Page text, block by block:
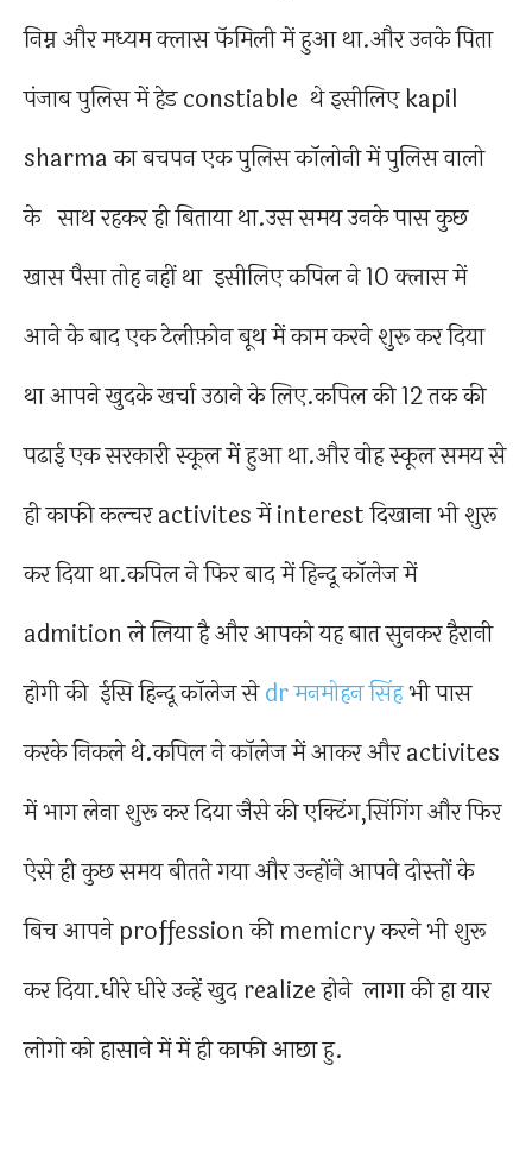
निम्न और मध्यम क्लास फॅमिली में हुआ था.और उनके पिता
पंजाब पुलिस में हेड constiable थे इसीलिए kapil
sharma का बचपन एक पुलिस कॉलोनी में पुलिस वालो
के साथ रहकर ही बिताया था.उस समय उनके पास कुछ
खास पैसा तोह नहीं था इसीलिए कपिल ने 10 क्लास में
आने के बाद एक टेलीफ़ोन बूथ में काम करने शुरू कर दिया
था आपने खुदके खर्चा उठाने के लिए.कपिल की 12 तक की
पढाई एक सरकारी स्कूल में हुआ था.और वोह स्कूल समय से
ही काफी कल्चर activites में interest दिखाना भी शुरू
कर दिया था.कपिल ने फिर बाद में हिन्दू कॉलेज में
admition ले लिया है और आपको यह बात सुनकर हैरानी
होगी की ईसि हिन्दू कॉलेज सेdr मनमोहन सिंहभी पास
करके निकले थे.कपिल ने कॉलेज में आकर और activites
में भाग लेना शुरू कर दिया जैसे की एक्टिंग,सिंगिंग और फिर
ऐसे ही कुछ समय बीतते गया और उन्होंने आपने दोस्तों के
बिच आपने proffession की memicry करने भी शुरू
कर दिया.धीरे धीरे उन्हें खुद realize होने लागा की हा यार
लोगो को हासाने में में ही काफी आछा हु.